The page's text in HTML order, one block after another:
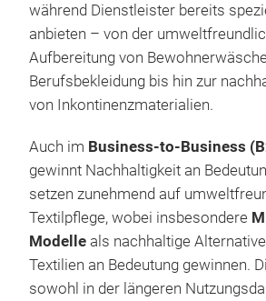
während Dienstleister bereits
anbieten – von der
Aufbereitung von
Berufsbekleidung bis hin zur
von Inkontinenzmaterialien.
Auch im Business-to-Business
gewinnt Nachhaltigkeit an
setzen zunehmend auf
Textilpflege, wobei insbesondere
Modelle als nachhaltige
Textilien an Bedeutung gewinnen.
sowohl in der längeren